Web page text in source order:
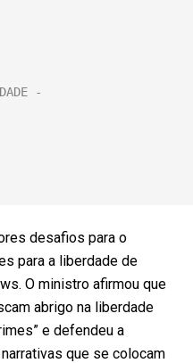
desafios para o
para a liberdade de
O ministro afirmou que
abrigo na liberdade
e defendeu a
que se colocam